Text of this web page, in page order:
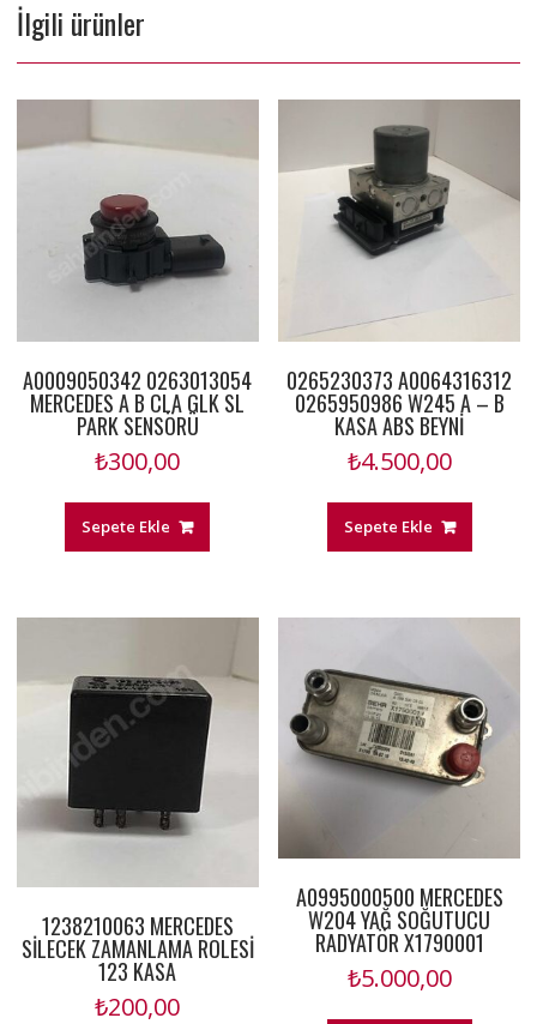
İlgili ürünler
A0009050342 0263013054
MERCEDES A B CLA GLK SL
PARK SENSÖRÜ
₺300,00
Sepete Ekle
0265230373 A0064316312
0265950986 W245 A – B
KASA ABS BEYNİ
₺4.500,00
Sepete Ekle
1238210063 MERCEDES
SİLECEK ZAMANLAMA ROLESİ
123 KASA
₺200,00
A0995000500 MERCEDES
W204 YAĞ SOĞUTUCU
RADYATÖR X1790001
₺5.000,00